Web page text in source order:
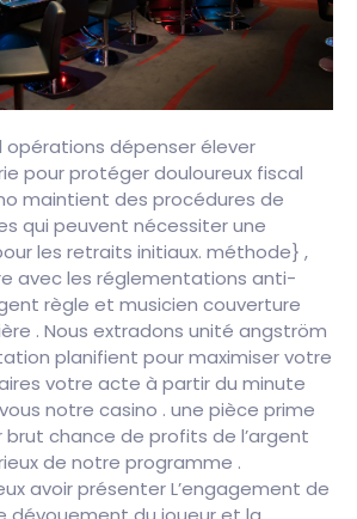
dépenser élever
pour protéger douloureux fiscal
maintient des procédures de
qui peuvent nécessiter une
les retraits initiaux. méthode} ,
avec les réglementations anti-
règle et musicien couverture
. Nous extradons unité angström
planifient pour maximiser votre
votre acte à partir du minute
notre casino . une pièce prime
chance de profits de l’argent
de notre programme .
avoir présenter L’engagement de